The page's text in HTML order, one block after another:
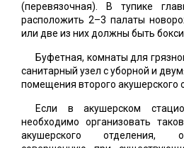
(перевязочная). В тупике
расположить 2–3 палаты
или две из них должны быть
Буфетная, комнаты для
санитарный узел с уборной и
помещения второго акушерского
Если в акушерском
необходимо организовать
акушерского отделения,